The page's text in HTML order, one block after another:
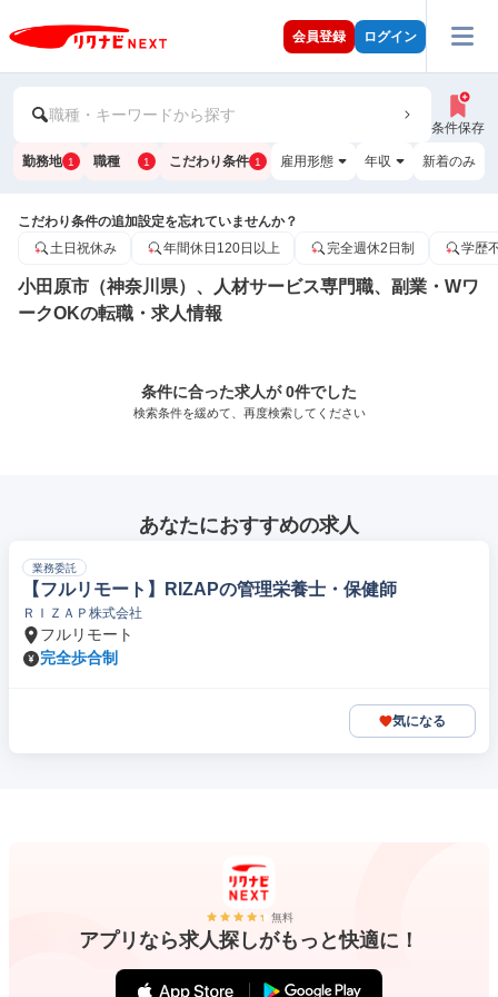
会員登録 ログイン
職種・キーワードから探す
条件保存
勤務地 1 職種 1 こだわり条件 1 雇用形態 年収 新着のみ
こだわり条件の追加設定を忘れていませんか？
土日祝休み
年間休日120日以上 完全週休2日制 学歴
小田原市（神奈川県）、人材サービス専門職、副業・Wワ
ークOKの転職・求人情報
条件に合った求人が 0件でした
検索条件を緩めて、再度検索してください
あなたにおすすめの求人
業務委託
【フルリモート】RIZAPの管理栄養士・保健師
ＲＩＺＡＰ株式会社
フルリモート
完全歩合制
気になる
無料
アプリなら求人探しがもっと快適に！